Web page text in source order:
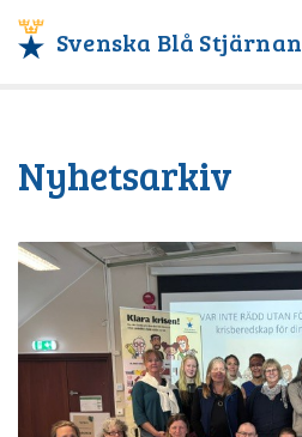
Svenska Blå Stjärnan
Nyhetsarkiv